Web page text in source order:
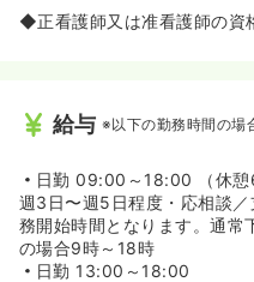
◆正看護師又は准看護師の資
給与 ※以下の勤務時間の場
日勤 09:00～18:00 （休憩
週3日〜週5日程度・応相談
務開始時間となります。通常
の場合9時～18時
日勤 13:00～18:00